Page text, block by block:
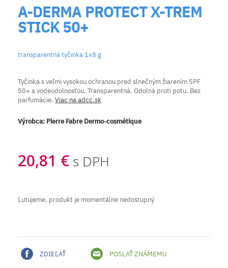
A-DERMA PROTECT X-TREM
STICK 50+
transparentná tyčinka 1x8 g
Tyčinka s veľmi vysokou ochranou pred slnečným žiarením SPF
50+ a vodeodolnosťou. Transparentná. Odolná proti potu. Bez
parfumácie. Viac na adcc.sk
Výrobca: Pierre Fabre Dermo-cosmétique
20,81 € s DPH
Ľutujeme, produkt je momentálne nedostupný
ZDIEĽAŤ POSLAŤ ZNÁMEMU